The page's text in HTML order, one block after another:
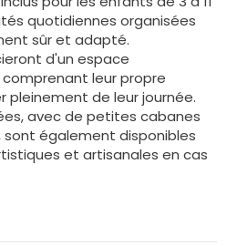
quotidiennes organisées
sûr et adapté.
d'un espace
leur propre
pleinement de leur journée.
avec de petites cabanes
également disponibles
et artisanales en cas
être tout au long de la